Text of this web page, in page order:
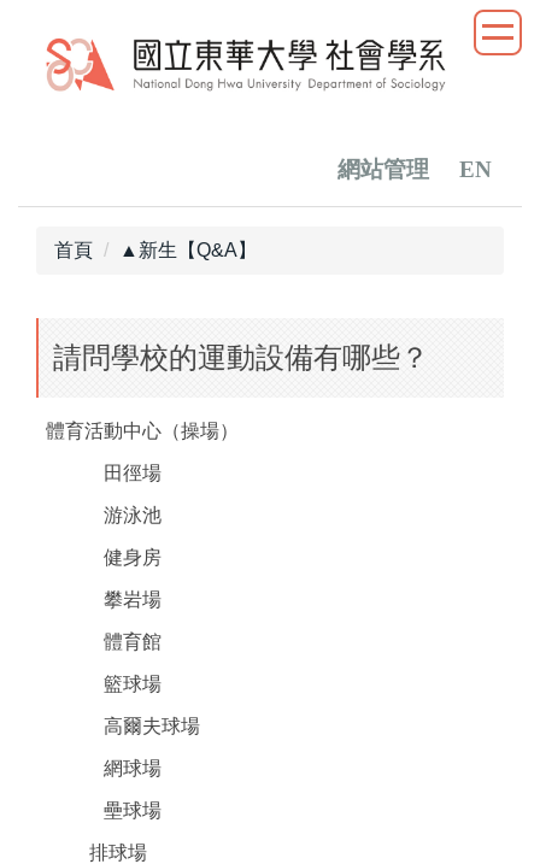
網站管理 EN
首頁 ▲新生【Q&A】
請問學校的運動設備有哪些？
體育活動中心（操場）
田徑場
游泳池
健身房
攀岩場
體育館
籃球場
高爾夫球場
網球場
壘球場
排球場